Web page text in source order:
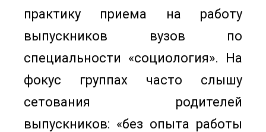
практику приема на работу
выпускников вузов по
специальности «социология». На
фокус группах часто слышу
сетования родителей
выпускников: «без опыта работы